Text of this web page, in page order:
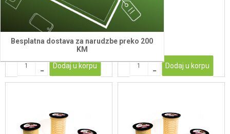
Besplatna dostava za narudzbe preko 200
KM
19,31
Dodaj u korpu
23,40
Dodaj u korpu